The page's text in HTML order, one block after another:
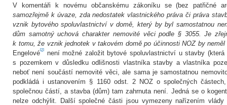
V komentáři k novému občanskému zákoníku se (bez patřičné
samozřejmě k úvaze, zda nedostatek vlastnického práva či práva
vznik bytového spoluvlastnictví v domě, který by byl samostatnou
dům samotný uchová charakter nemovité věci podle § 3055. Je
k tomu, že vznik jednotek v takovém domě po účinnosti NOZ by neměl
Engelové[2]
není možné založit bytové spoluvlastnictví u stavby
s pozemkem v důsledku odlišnosti vlastníka stavby a vlastníka
neboť není součástí nemovité věci, ale sama je samostatnou
podkládá i ustanovením § 1160 odst. 2 NOZ o společných
společnou částí, a stavba (dům) tam zahrnuta není. Jedná se o
nelze odchýlit. Další společné části jsou vymezeny nařízením